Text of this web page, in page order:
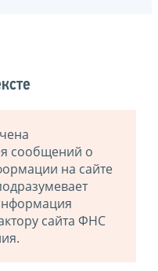
сообщений о
на сайте
сайта ФНС